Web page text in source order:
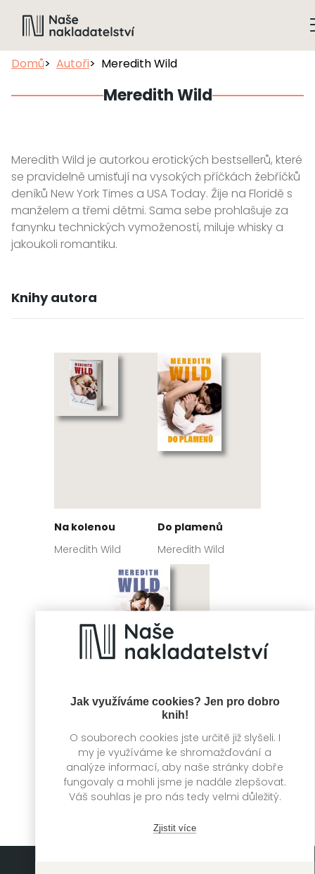
Jak využíváme cookies? Jen pro dobro
knih!
O souborech cookies jste určitě již slyšeli. I
my je využíváme ke shromažďování a
analýze informací, aby naše stránky dobře
fungovaly a mohli jsme je nadále zlepšovat.
Váš souhlas je pro nás tedy velmi důležitý.
Zjistit více
Domů Autoři Meredith Wild
Meredith Wild
Meredith Wild je autorkou erotických bestsellerů, které
se pravidelně umisťují na vysokých příčkách žebříčků
deníků New York Times a USA Today. Žije na Floridě s
manželem a třemi dětmi. Sama sebe prohlašuje za
fanynku technických vymožeností, miluje whisky a
jakoukoli romantiku.
Knihy autora
Na kolenou
Meredith Wild
Do plamenů
Meredith Wild
Za hranou
Meredith Wild